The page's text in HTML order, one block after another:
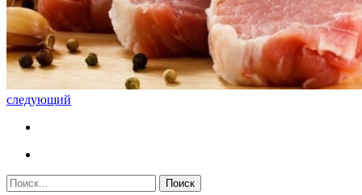
следующий